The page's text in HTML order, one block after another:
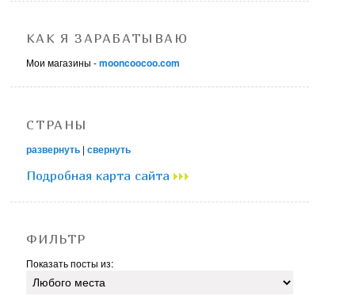
КАК Я ЗАРАБАТЫВАЮ
Мои магазины -mooncoocoo.com
СТРАНЫ
развернуть |свернуть
Подробная карта сайта
ФИЛЬТР
Показать посты из: